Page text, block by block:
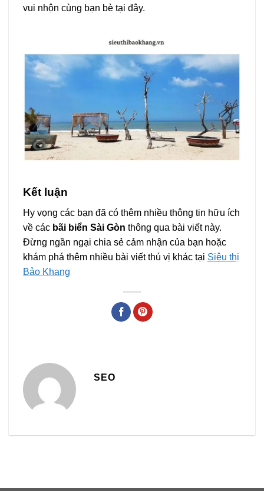
vui nhộn cùng bạn bè tại đây.
Kết luận
Hy vọng các bạn đã có thêm nhiều thông tin hữu ích
về các bãi biển Sài Gòn thông qua bài viết này.
Đừng ngần ngại chia sẻ cảm nhận của bạn hoặc
khám phá thêm nhiều bài viết thú vị khác tại Siêu thị
Bảo Khang
SEO